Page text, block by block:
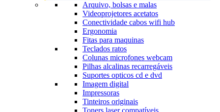
Arquivo, bolsas e malas
Videoprojetores acetatos
Conectividade cabos wifi hub
Ergonomia
Fitas para maquinas
Teclados ratos
Colunas microfones webcam
Pilhas alcalinas recarregáveis
Suportes opticos cd e dvd
Imagem digital
Impressoras
Tinteiros originais
Toners laser compatíveis